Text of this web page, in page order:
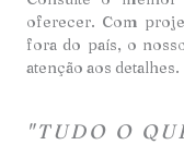
oferecer. Com
fora do país, o
atenção aos detalhes.
"TUDO O